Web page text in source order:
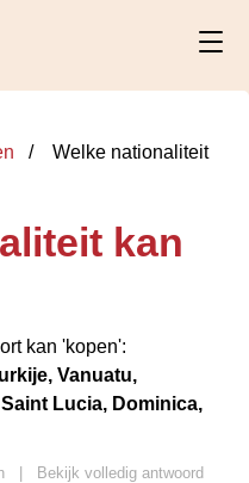
Welke nationaliteit
kan
kan 'kopen':
Vanuatu,
Lucia, Dominica,
Bekijk volledig antwoord